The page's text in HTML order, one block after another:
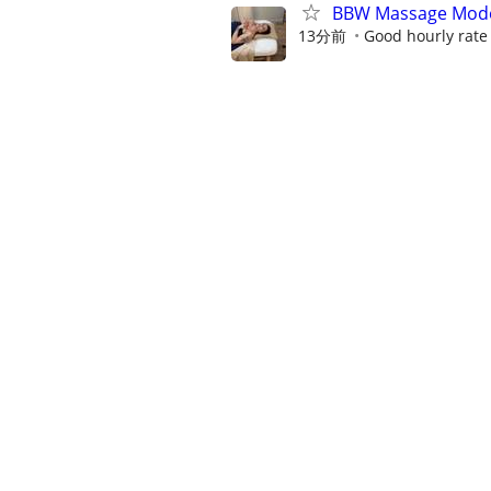
BBW Massage
13分前 Good hourly rate